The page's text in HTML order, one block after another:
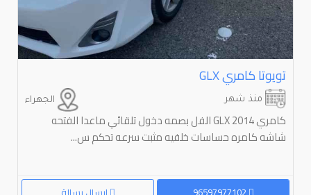
تويوتا كامري ⁦GLX⁩
الجهراء منذ شهر
كامري GLX 2014 الفل بصمه دخول تلقائي ماعدا الفتحه
شاشه كامره حساسات خلفيه مثبت سرعه تحكم س...